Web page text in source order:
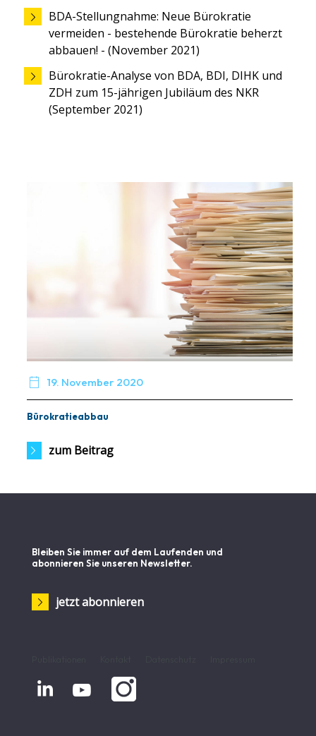
BDA-Stellungnahme: Neue Bürokratie
vermeiden - bestehende Bürokratie beherzt
abbauen! - (November 2021)
Bürokratie-Analyse von BDA, BDI, DIHK und
ZDH zum 15-jährigen Jubiläum des NKR
(September 2021)
 19. November 2020
Bürokratieabbau
zum Beitrag
Bleiben Sie immer auf dem Laufenden und
abonnieren Sie unseren Newsletter.
jetzt abonnieren
 